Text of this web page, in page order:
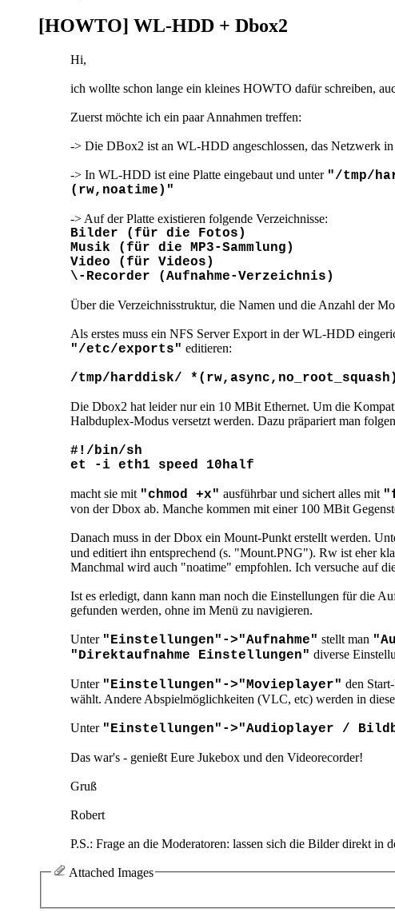
[HOWTO] WL-HDD + Dbox2
Hi,
ich wollte schon lange ein kleines HOWTO dafür schreiben,
Zuerst möchte ich ein paar Annahmen treffen:
-> Die DBox2 ist an WL-HDD angeschlossen, das Netzwerk
-> In WL-HDD ist eine Platte eingebaut und unter "/tmp/
(rw,noatime)"
-> Auf der Platte existieren folgende Verzeichnisse:
Bilder (für die Fotos)
Musik (für die MP3-Sammlung)
Video (für Videos)
\-Recorder (Aufnahme-Verzeichnis)
Über die Verzeichnisstruktur, die Namen und die Anzahl der
Als erstes muss ein NFS Server Export in der WL-HDD
"/etc/exports" editieren:
/tmp/harddisk/ *(rw,async,no_root_squash)
Die Dbox2 hat leider nur ein 10 MBit Ethernet. Um die
Halbduplex-Modus versetzt werden. Dazu präpariert man
#!/bin/sh
et -i eth1 speed 10half
macht sie mit "chmod +x" ausführbar und sichert alles mit
von der Dbox ab. Manche kommen mit einer 100 MBit
Danach muss in der Dbox ein Mount-Punkt erstellt werden.
und editiert ihn entsprechend (s. "Mount.PNG"). Rw ist eher
Manchmal wird auch "noatime" empfohlen. Ich versuche auf
Ist es erledigt, dann kann man noch die Einstellungen für die
gefunden werden, ohne im Menü zu navigieren.
Unter "Einstellungen"->"Aufnahme" stellt man
"Direktaufnahme Einstellungen" diverse
Unter "Einstellungen"->"Movieplayer" den
wählt. Andere Abspielmöglichkeiten (VLC, etc) werden in
Unter "Einstellungen"->"Audioplayer /
Das war's - genießt Eure Jukebox und den Videorecorder!
Gruß
Robert
P.S.: Frage an die Moderatoren: lassen sich die Bilder direkt in
Attached Images